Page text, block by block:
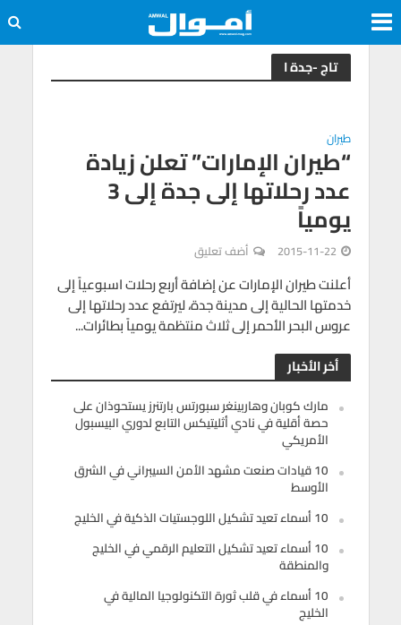
تاج -جدة ا
طيران
“طيران الإمارات” تعلن زيادة
عدد رحلاتها إلى جدة إلى 3
يومياً
2015-11-22 أضف تعليق
أعلنت طيران الإمارات عن إضافة أربع رحلات اسبوعياً إلى
خدمتها الحالية إلى مدينة جدة، ليرتفع عدد رحلاتها إلى
عروس البحر الأحمر إلى ثلاث منتظمة يومياً بطائرات...
أخر الأخبار
مارك كوبان وهاربينغر سبورتس بارتنرز يستحوذان على
حصة أقلية في نادي أثليتيكس التابع لدوري البيسبول
الأمريكي
10 قيادات صنعت مشهد الأمن السيبراني في الشرق
الأوسط
10 أسماء تعيد تشكيل اللوجستيات الذكية في الخليج
10 أسماء تعيد تشكيل التعليم الرقمي في الخليج
والمنطقة
10 أسماء في قلب ثورة التكنولوجيا المالية في
الخليج